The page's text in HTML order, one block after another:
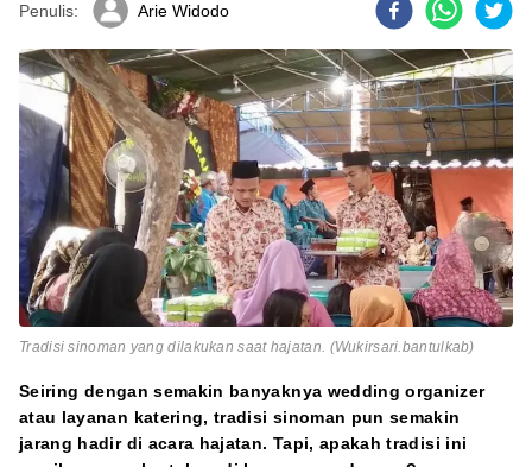
Penulis: Arie Widodo
Tradisi sinoman yang dilakukan saat hajatan. (Wukirsari.bantulkab)
Seiring dengan semakin banyaknya wedding organizer
atau layanan katering, tradisi sinoman pun semakin
jarang hadir di acara hajatan. Tapi, apakah tradisi ini